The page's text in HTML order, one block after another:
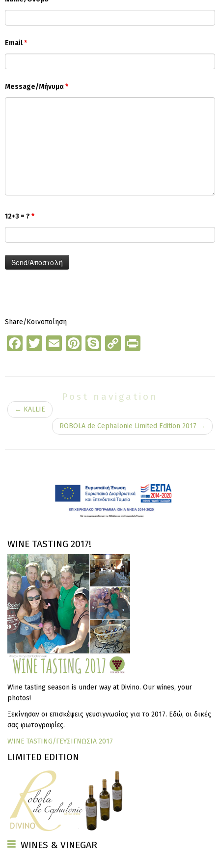
Email*
Message/Μήνυμα*
12+3 = ? *
Share/Κοινοποίηση
Facebook
Twitter
EmailPinterest
Skype
Copy
Post navigation
← KALLIE
ROBOLA de Cephalonie Limited Edition 2017 →
WINE TASTING 2017!
Wine tasting season is under way at Divino. Our wines, your
photos!
Ξεκίνησαν οι επισκέψεις γευσιγνωσίας για το 2017. Εδώ, οι δικές
σας φωτογραφίες.
WINE TASTING/ΓΕΥΣΙΓΝΩΣΙΑ 2017
LIMITED EDITION
WINES & VINEGAR